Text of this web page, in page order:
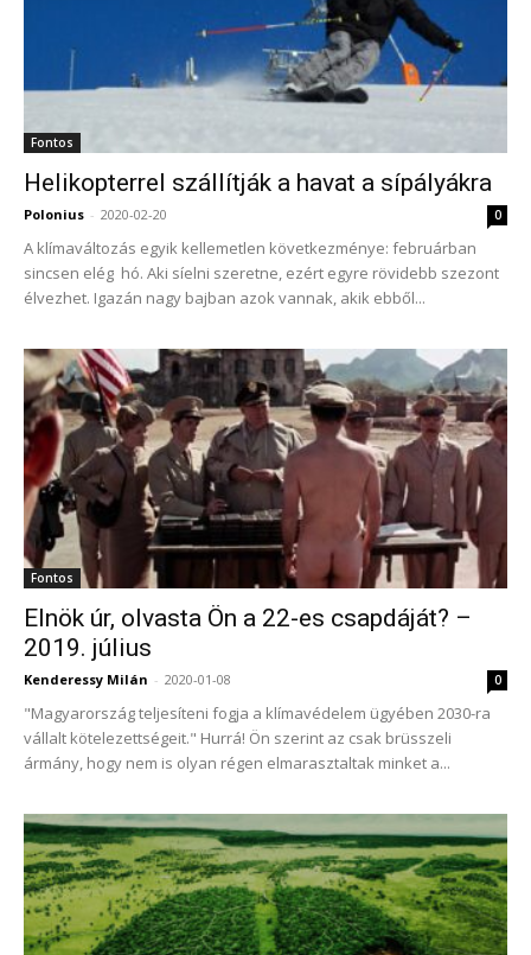
Fontos
Helikopterrel szállítják a havat a sípályákra
Polonius - 2020-02-20 0
A klímaváltozás egyik kellemetlen következménye: februárban
sincsen elég hó. Aki síelni szeretne, ezért egyre rövidebb szezont
élvezhet. Igazán nagy bajban azok vannak, akik ebből...
Fontos
Elnök úr, olvasta Ön a 22-es csapdáját? –
2019. július
Kenderessy Milán - 2020-01-08 0
"Magyarország teljesíteni fogja a klímavédelem ügyében 2030-ra
vállalt kötelezettségeit." Hurrá! Ön szerint az csak brüsszeli
ármány, hogy nem is olyan régen elmarasztaltak minket a...